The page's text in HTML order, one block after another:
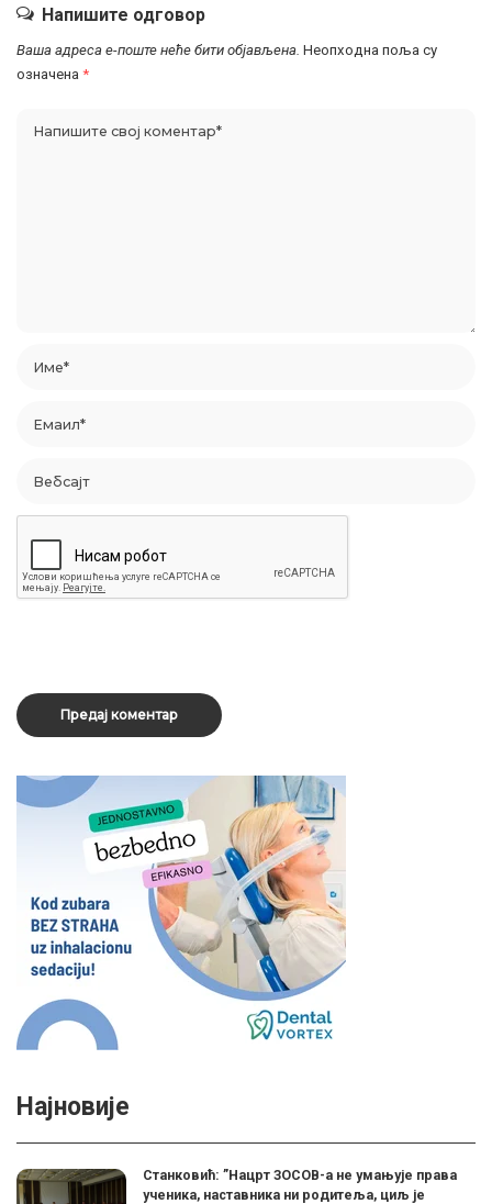
Напишите одговор
Ваша адреса е-поште неће бити објављена. Неопходна поља су
означена *
Најновије
Станковић: ”Нацрт ЗОСОВ-а не умањује права
ученика, наставника ни родитеља, циљ је